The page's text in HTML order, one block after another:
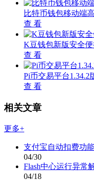
比特币钱包移动端
查 看
K豆钱包新版安全
查 看
Pi币交易平台1.34.2
查 看
相关文章
更多+
支付宝自动扣费功
04/30
Flash中心运行异常
04/18